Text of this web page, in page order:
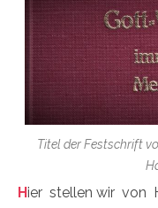
Titel der Festschrift
Hier stellen wir von